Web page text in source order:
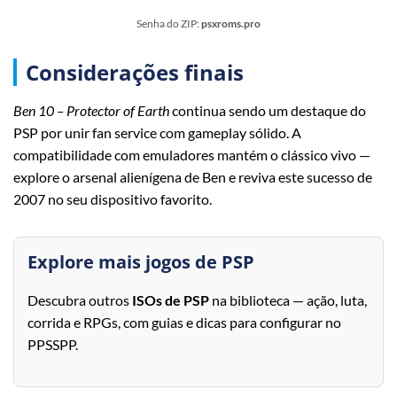
Senha do ZIP:psxroms.pro
Considerações finais
Ben 10 – Protector of Earthcontinua sendo um destaque do
PSP por unir fan service com gameplay sólido. A
compatibilidade com emuladores mantém o clássico vivo —
explore o arsenal alienígena de Ben e reviva este sucesso de
2007 no seu dispositivo favorito.
Explore mais jogos de PSP
Descubra outros ISOs de PSP na biblioteca — ação, luta,
corrida e RPGs, com guias e dicas para configurar no
PPSSPP.